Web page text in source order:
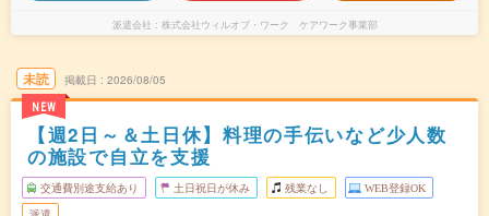
派遣会社 株式会社ウィルオブ・ワーク ケアワーク事業部
未読
NEW
掲載日 2026/08/05
【週2日～＆土日休】料理の手伝いなど少人数
の施設で自立を支援
交通費別途支給あり 土日祝日が休み 残業なし WEB登録OK
派遣